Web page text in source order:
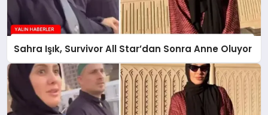
Sahra Işık, Survivor All Star’dan Sonra Anne Oluyor